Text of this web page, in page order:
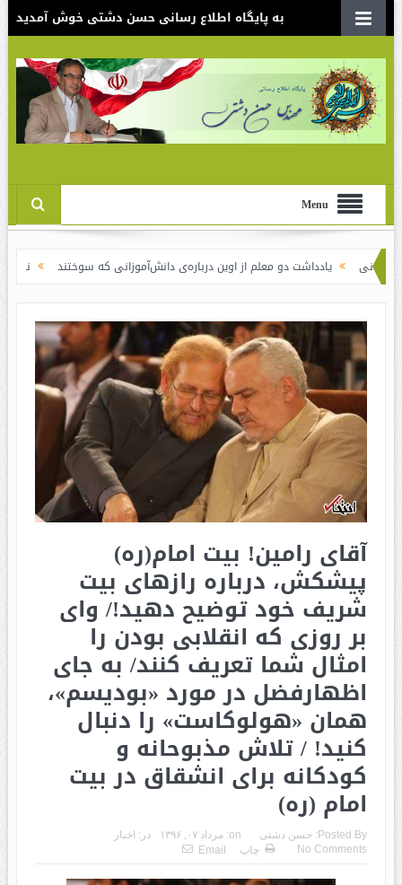
به پایگاه اطلاع رسانی حسن دشتی خوش آمدید
Menu
دو معلم از اوین درباره‌ی دانش‌آموزانی که سوختند نقدی بر سند الگوی
آقای رامین! بیت امام(ره)
پیشکش، درباره رازهای بیت
شریف خود توضیح دهید!/ وای
بر روزی که انقلابی بودن را
امثال شما تعریف کنند/ به جای
اظهارفضل در مورد «بودیسم»،
همان «هولوکاست» را دنبال
کنید! / تلاش مذبوحانه و
کودکانه برای انشقاق در بیت
امام (ره)
Posted By: حسن دشتی on: مرداد ۰۷, ۱۳۹۶ در: اخبار
No Comments
چاپ Email